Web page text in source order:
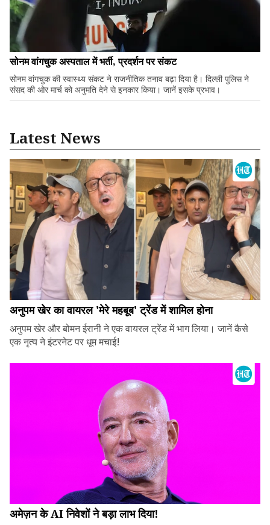
सोनम वांगचुक अस्पताल में भर्ती, प्रदर्शन पर संकट
सोनम वांगचुक की स्वास्थ्य संकट ने राजनीतिक तनाव बढ़ा दिया है। दिल्ली पुलिस ने
संसद की ओर मार्च को अनुमति देने से इनकार किया। जानें इसके प्रभाव।
Latest News
अनुपम खेर का वायरल 'मेरे महबूब' ट्रेंड में शामिल होना
अनुपम खेर और बोमन ईरानी ने एक वायरल ट्रेंड में भाग लिया। जानें कैसे
एक नृत्य ने इंटरनेट पर धूम मचाई!
अमेज़न के AI निवेशों ने बड़ा लाभ दिया!